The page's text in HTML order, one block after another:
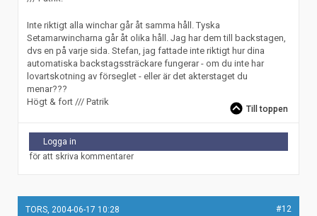
Inte riktigt alla winchar går åt samma håll. Tyska
Setamarwincharna går åt olika håll. Jag har dem till backstagen,
dvs en på varje sida. Stefan, jag fattade inte riktigt hur dina
automatiska backstagssträckare fungerar - om du inte har
lovartskotning av förseglet - eller är det akterstaget du
menar???
Högt & fort /// Patrik
Till toppen
Logga in
för att skriva kommentarer
TORS, 2004-06-17 10:28 #12